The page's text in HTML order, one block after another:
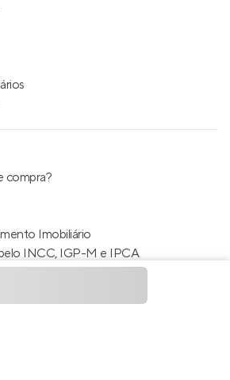
compra?
Imobiliário
INCC, IGP-M e IPCA
condomínio